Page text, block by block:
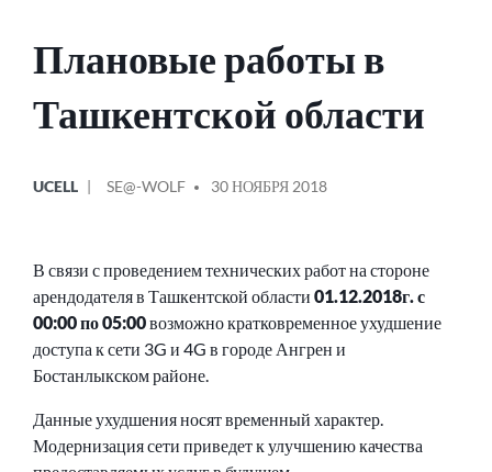
Плановые работы в
Ташкентской области
В
UCELL
ОТ
SE@-WOLF 30 НОЯБРЯ 2018
В связи с проведением технических работ на стороне
арендодателя в Ташкентской области 01.12.2018г. с
00:00 по 05:00возможно кратковременное ухудшение
доступа к сети 3G и 4G в городе Ангрен и
Бостанлыкском районе.
Данные ухудшения носят временный характер.
Модернизация сети приведет к улучшению качества